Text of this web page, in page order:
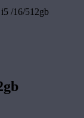
/16/512gb